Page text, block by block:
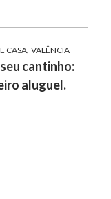
CASA, VALÊNCIA
cantinho:
aluguel.